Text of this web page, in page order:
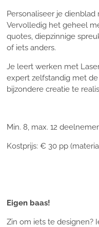
Personaliseer je
Vervolledig het geheel
quotes, diepzinnige
of iets anders.
Je leert werken met
expert zelfstandig met
bijzondere creatie te
Min. 8, max. 12
Kostprijs: € 30 pp
Eigen baas!
Zin om iets te designen?